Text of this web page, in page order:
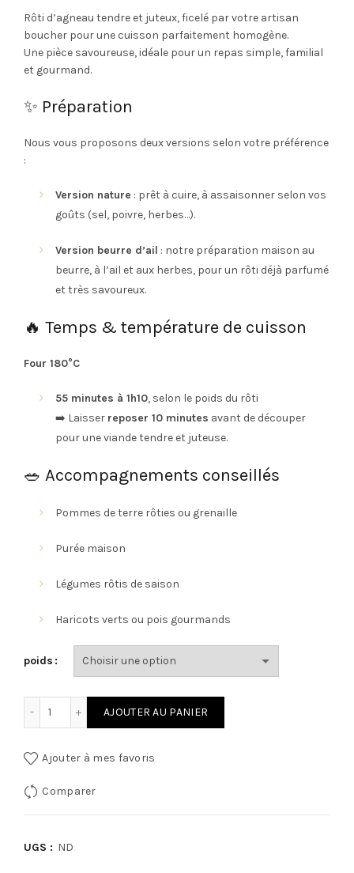
de
prix :
83.60€
Rôti d’agneau tendre et juteux, ficelé par votre artisan
boucher pour une cuisson parfaitement homogène.
Une pièce savoureuse, idéale pour un repas simple, familial
et gourmand.
✨ Préparation
Nous vous proposons deux versions selon votre préférence
:
Version nature : prêt à cuire, à assaisonner selon vos
goûts (sel, poivre, herbes…).
Version beurre d’ail : notre préparation maison au
beurre, à l’ail et aux herbes, pour un rôti déjà parfumé
et très savoureux.
🔥 Temps & température de cuisson
Four 180°C
55 minutes à 1h10, selon le poids du rôti
➡️ Laisser reposer 10 minutes avant de découper
pour une viande tendre et juteuse.
🥗 Accompagnements conseillés
Pommes de terre rôties ou grenaille
Purée maison
Légumes rôtis de saison
Haricots verts ou pois gourmands
poids
AJOUTER AU PANIER
Ajouter à mes favoris
Comparer
UGS : ND